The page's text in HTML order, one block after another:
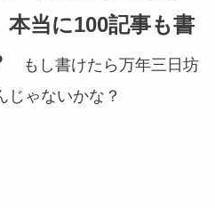
当に100記事も書
もし書けたら万年三日坊
じゃないかな？